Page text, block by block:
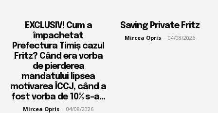
EXCLUSIV! Cum a
împachetat
Prefectura Timiș cazul
Fritz? Când era vorba
de pierderea
mandatului lipsea
motivarea ÎCCJ, când a
fost vorba de 10% s-a...
Mircea Opris - 04/08/2026
Saving Private Fritz
Mircea Opris - 04/08/2026